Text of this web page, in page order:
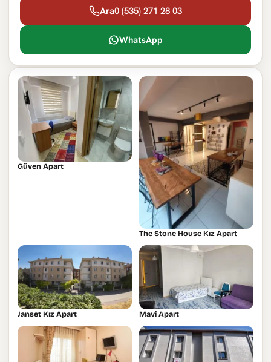
Ara0 (535) 271 28 03
WhatsApp
Güven Apart
The Stone House Kız Apart
Janset Kız Apart Mavi Apart